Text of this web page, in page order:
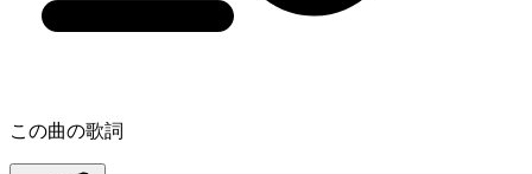
この曲の歌詞